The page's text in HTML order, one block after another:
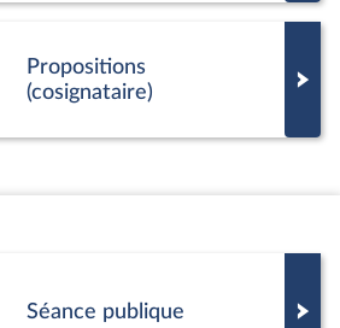
Propositions
(cosignataire)
Séance publique